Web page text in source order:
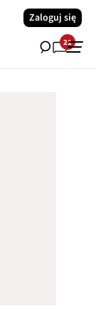
Zaloguj się
21